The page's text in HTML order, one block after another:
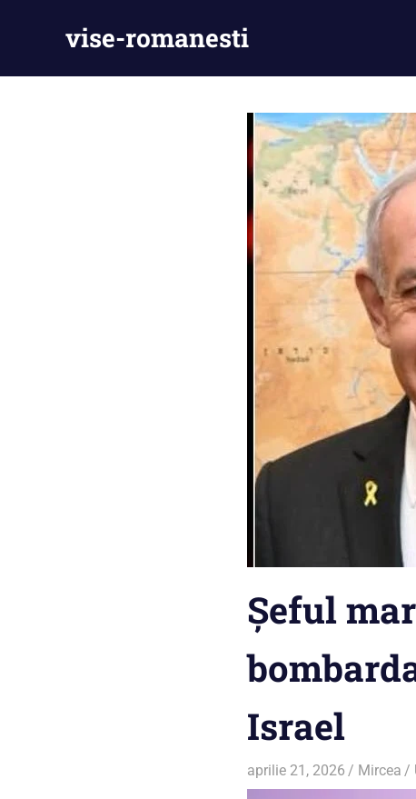
vise-romanesti
Șeful
Israel
aprilie 21, 2026 Mircea